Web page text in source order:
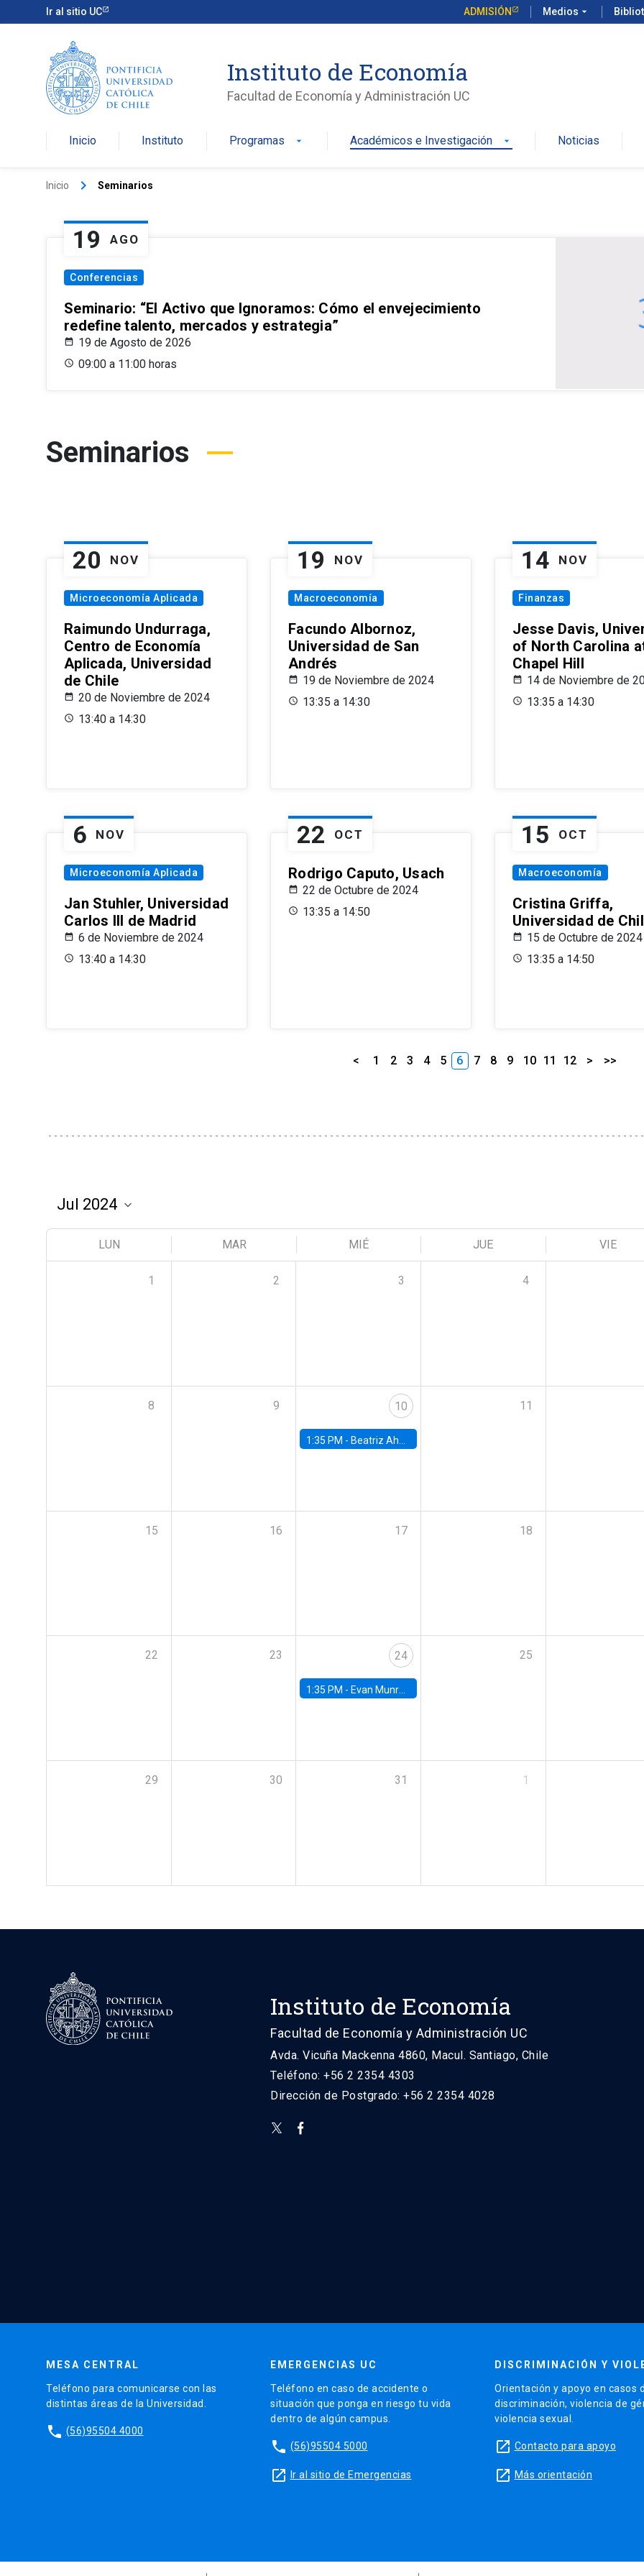
Ir al sitio UC ADMISIÓN Medios arrow_drop_down
Instituto de Economía
Facultad de Economía y Administración UC
Inicio Instituto Programas arrow_drop_down Académicos e Investigación arrow_drop_down Noticias
Inicio keyboard_arrow_right Seminarios
19 AGO
Conferencias
Seminario: “El Activo que Ignoramos: Cómo el envejecimiento
redefine talento, mercados y estrategia”
19 de Agosto de 2026
09:00 a 11:00 horas
Seminarios
20 NOV
Microeconomía Aplicada
Raimundo Undurraga,
Centro de Economía
Aplicada, Universidad
de Chile
20 de Noviembre de 2024
13:40 a 14:30
19 NOV
Macroeconomía
Facundo Albornoz,
Universidad de San
Andrés
19 de Noviembre de 2024
13:35 a 14:30
14 NOV
Finanzas
Jesse Davis,
of North Carolina
Chapel Hill
14 de Noviembre de
13:35 a 14:30
6 NOV
Microeconomía Aplicada
Jan Stuhler, Universidad
Carlos III de Madrid
6 de Noviembre de 2024
13:40 a 14:30
22 OCT
Rodrigo Caputo, Usach
22 de Octubre de 2024
13:35 a 14:50
15 OCT
Macroeconomía
Cristina Griffa,
Universidad de
15 de Octubre de 2024
13:35 a 14:50
< 1 2 3 4 5 6 7 8 9 10 11 12 > >>
LUN MAR MIÉ JUE VIE
1 2 3 4
8 9 10
1:35 PM - Beatriz Ahumada, PhD candidate, Universidad de Pittsburgh
11
15 16 17 18
22 23 24
1:35 PM - Evan Munro, Neyman Visiting Assistant Professor in the Department of Statistics at UC Berkeley
25
29 30 31 1
Instituto de Economía
Facultad de Economía y Administración UC
Avda. Vicuña Mackenna 4860, Macul. Santiago, Chile
Teléfono: +56 2 2354 4303
Dirección de Postgrado: +56 2 2354 4028
MESA CENTRAL
Teléfono para comunicarse con las
distintas áreas de la Universidad.
phone (56)95504 4000
EMERGENCIAS UC
Teléfono en caso de accidente o
situación que ponga en riesgo tu vida
dentro de algún campus.
phone (56)95504 5000
launch Ir al sitio de Emergencias
DISCRIMINACIÓN Y
Orientación y apoyo en casos
discriminación, violencia de
violencia sexual.
launch Contacto para apoyo
launch Más orientación